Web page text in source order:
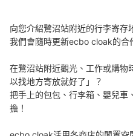
向您介紹鷺沼站附近的行李寄存
我們會隨時更新ecbo cloak的合
在鷺沼站附近觀光、工作或購物
以找地方寄放就好了」？
把手上的包包、行李箱、嬰兒車
擔！